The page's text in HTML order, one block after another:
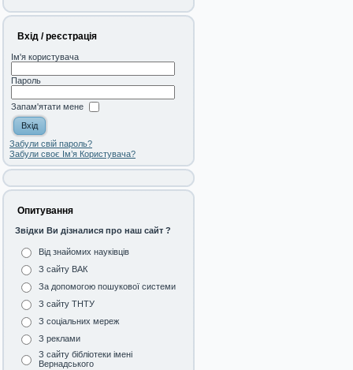
Вхід / реєстрація
Ім'я користувача
Пароль
Запам'ятати мене
Забули свій пароль?
Забули своє Ім’я Користувача?
Опитування
Звідки Ви дізналися про наш сайт ?
Від знайомих науківців
З сайту ВАК
За допомогою пошукової системи
З сайту ТНТУ
З соціальних мереж
З реклами
З сайту бібліотеки імені
Вернадського